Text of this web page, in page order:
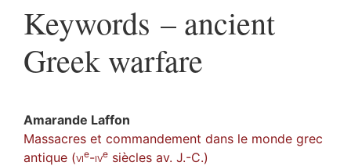
Keywords – ancient
Greek warfare
Amarande Laffon
Massacres et commandement dans le monde grec
antique (vie-ive siècles av. J.-C.)